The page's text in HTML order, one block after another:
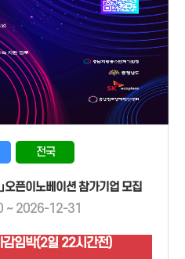
전국
오픈이노베이션 참가기업 모집
~ 2026-12-31
감임박(2일 22시간전)